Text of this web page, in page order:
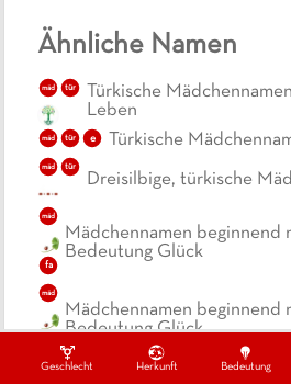
Geschlecht Herkunft Bedeutung
Ähnliche Namen
mäd tür
Türkische
Leben
mäd tür e Türkische
mäd tür
Dreisilbige, türkische
mäd
fa
Mädchennamen beginnend
Bedeutung Glück
mäd
Mädchennamen beginnend
Bedeutung Glück